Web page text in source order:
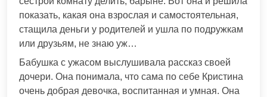
показать, какая она взрослая и самостоятельная,
стащила деньги у родителей и ушла по подружкам
или друзьям, не знаю уж…
Бабушка с ужасом выслушивала рассказ своей
дочери. Она понимала, что сама по себе Кристина
очень добрая девочка, воспитанная и умная. Она